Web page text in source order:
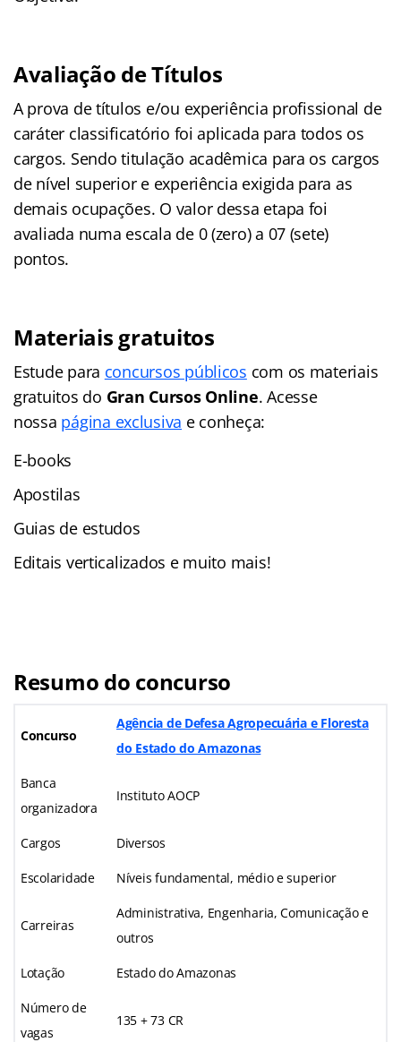
Avaliação de Títulos
A prova de títulos e/ou experiência profissional de
caráter classificatório foi aplicada para todos os
cargos. Sendo titulação acadêmica para os cargos
de nível superior e experiência exigida para as
demais ocupações. O valor dessa etapa foi
avaliada numa escala de 0 (zero) a 07 (sete)
pontos.
Materiais gratuitos
Estude para concursos públicos com os materiais
gratuitos do Gran Cursos Online. Acesse
nossa página exclusiva e conheça:
E-books
Apostilas
Guias de estudos
Editais verticalizados e muito mais!
Resumo do concurso
Concurso
Agência de Defesa Agropecuária e Floresta
do Estado do Amazonas
Banca
organizadora
Instituto AOCP
Cargos Diversos
Escolaridade Níveis fundamental, médio e superior
Carreiras
Administrativa, Engenharia, Comunicação e
outros
Lotação Estado do Amazonas
Número de
vagas
135 + 73 CR